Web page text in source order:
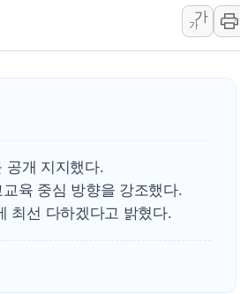
람 수니파 3개국, 공동방위협정 체결
개장 전 특징주...아틀라시안·클라우드플
리 내려야"…파월 때와 달리 워시엔 톤 낮춰
양광, 대한민국 다음 100년 밑거름…수도
'6시간 마라톤 부동산 2차 회의' 주재… "전
겨냥 폴리실리콘 관세 15% 부과…美 태양광
만과 에르도안의 만남
가
가
공개 지지했다.
육 중심 방향을 강조했다.
최선 다하겠다고 밝혔다.